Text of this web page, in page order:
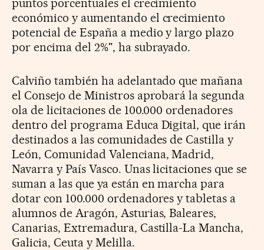
económico y aumentando el crecimiento
potencial de España a medio y largo plazo
por encima del 2%", ha subrayado.
Calviño también ha adelantado que mañana
el Consejo de Ministros aprobará la segunda
ola de licitaciones de 100.000 ordenadores
dentro del programa Educa Digital, que irán
destinados a las comunidades de Castilla y
León, Comunidad Valenciana, Madrid,
Navarra y País Vasco. Unas licitaciones que se
suman a las que ya están en marcha para
dotar con 100.000 ordenadores y tabletas a
alumnos de Aragón, Asturias, Baleares,
Canarias, Extremadura, Castilla-La Mancha,
Galicia, Ceuta y Melilla.